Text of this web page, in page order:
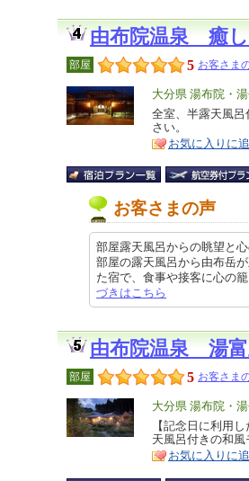
由布院温泉 癒
部屋 5 お客さま
エ
リ
ア
大分県 湯布院・
特
徴
全室、半露天風
さい。
お気に入りに
お客さまの声
部屋露天風呂からの眺望と
部屋の露天風呂から由布岳
た宿で、食事や接客に心の
づきはこちら
由布院温泉 湯
部屋 5 お客さま
エ
リ
ア
大分県 湯布院・
特
徴
【記念日に利用
天風呂付きの和
お気に入りに